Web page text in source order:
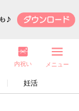
妊活
内祝い メニュー